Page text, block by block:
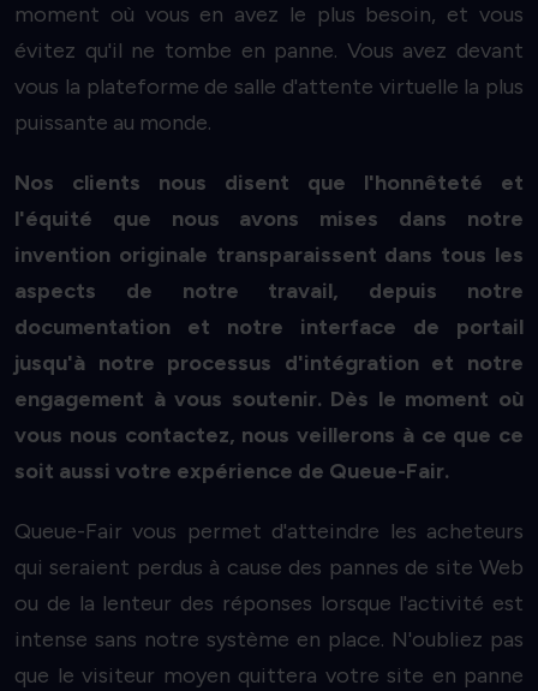
moment où vous en avez le plus besoin, et vous
évitez qu'il ne tombe en panne. Vous avez devant
vous la plateforme de salle d'attente virtuelle la plus
puissante au monde.
Nos clients nous disent que l'honnêteté et
l'équité que nous avons mises dans notre
invention originale transparaissent dans tous les
aspects de notre travail, depuis notre
documentation et notre interface de portail
jusqu'à notre processus d'intégration et notre
engagement à vous soutenir. Dès le moment où
vous nous contactez, nous veillerons à ce que ce
soit aussi votre expérience de Queue-Fair.
Queue-Fair vous permet d'atteindre les acheteurs
qui seraient perdus à cause des pannes de site Web
ou de la lenteur des réponses lorsque l'activité est
intense sans notre système en place. N'oubliez pas
que le visiteur moyen quittera votre site en panne